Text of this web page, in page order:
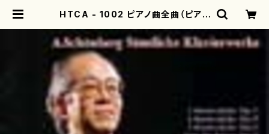
HTCA - 1002 ピアノ曲全曲（ピアノ
rearth